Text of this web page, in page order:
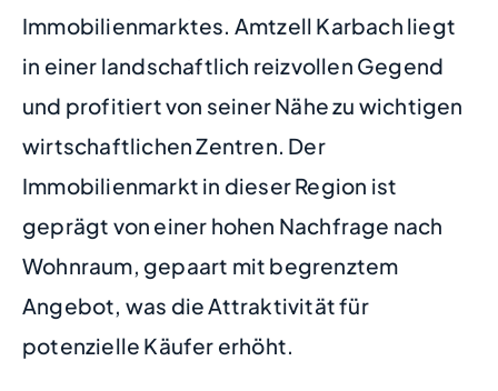
Immobilienmarktes. Amtzell Karbach liegt
in einer landschaftlich reizvollen Gegend
und profitiert von seiner Nähe zu wichtigen
wirtschaftlichen Zentren. Der
Immobilienmarkt in dieser Region ist
geprägt von einer hohen Nachfrage nach
Wohnraum, gepaart mit begrenztem
Angebot, was die Attraktivität für
potenzielle Käufer erhöht.